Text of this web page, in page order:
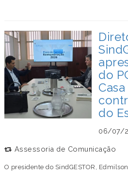
do
do
06/07/
Assessoria de Comunicação
O presidente do SindGESTOR,